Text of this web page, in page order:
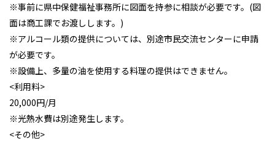
※事前に県中保健福祉事務所に図面を持参に相談が必要です。(図
面は商工課でお渡しします。)
※アルコール類の提供については、別途市民交流センターに申請
が必要です。
※設備上、多量の油を使用する料理の提供はできません。
<利用料>
20,000円/月
※光熱水費は別途発生します。
<その他>